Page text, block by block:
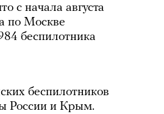
с начала августа
по Москве
беспилотника
беспилотников
России и Крым.